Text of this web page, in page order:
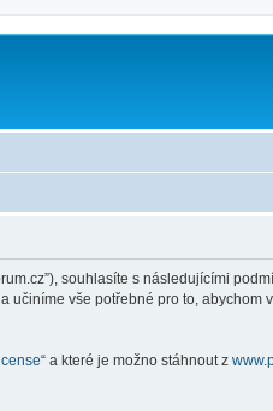
souhlasíte s následujícími
učiníme vše potřebné pro to,
“ a které je možno stáhnout z